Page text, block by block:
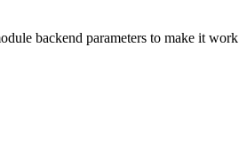
backend parameters to make it work